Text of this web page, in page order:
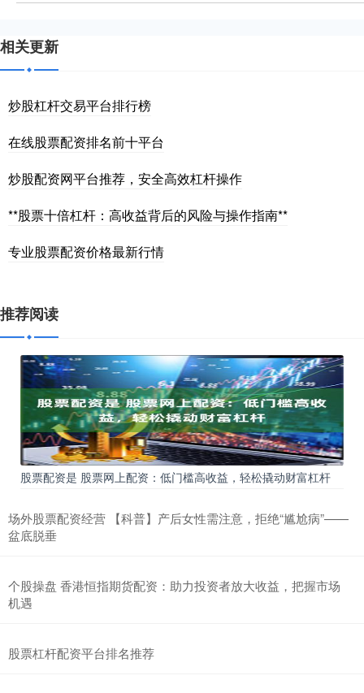
相关更新
炒股杠杆交易平台排行榜
在线股票配资排名前十平台
炒股配资网平台推荐，安全高效杠杆操作
**股票十倍杠杆：高收益背后的风险与操作指南**
专业股票配资价格最新行情
推荐阅读
股票配资是 股票网上配资：低门槛高收益，轻松撬动财富杠杆
场外股票配资经营 【科普】产后女性需注意，拒绝“尴尬病”——
盆底脱垂
个股操盘 香港恒指期货配资：助力投资者放大收益，把握市场
机遇
股票杠杆配资平台排名推荐